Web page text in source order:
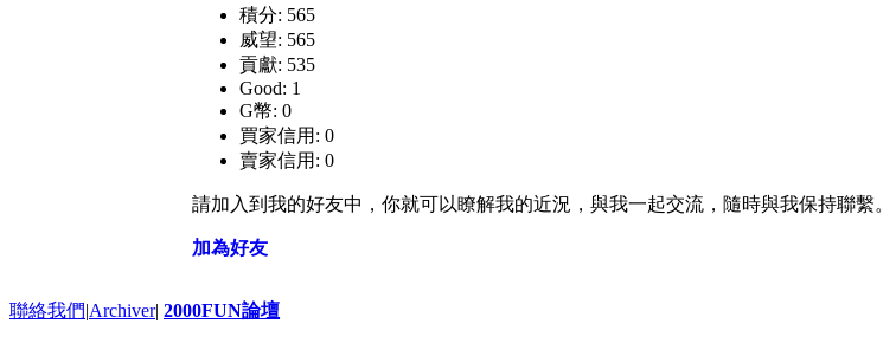
積分: 565
威望: 565
貢獻: 535
Good: 1
G幣: 0
買家信用: 0
賣家信用: 0
請加入到我的好友中，你就可以瞭解我的近況，與我一起交流，隨時與我保持聯繫。
加為好友
聯絡我們|Archiver| 2000FUN論壇